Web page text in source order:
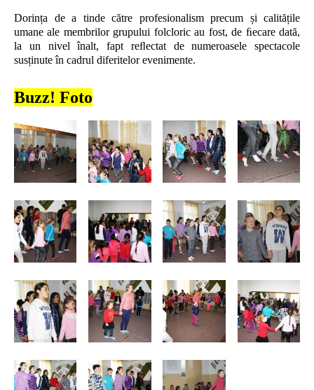
Dorința de a tinde către profesionalism precum și calitățile
umane ale membrilor grupului folcloric au fost, de ﬁecare dată,
la un nivel înalt, fapt reﬂectat de numeroasele spectacole
susținute în cadrul diferitelor evenimente.
Buzz! Foto